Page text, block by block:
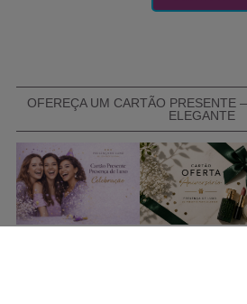
OFEREÇA UM CARTÃO PRESENTE
ELEGANTE